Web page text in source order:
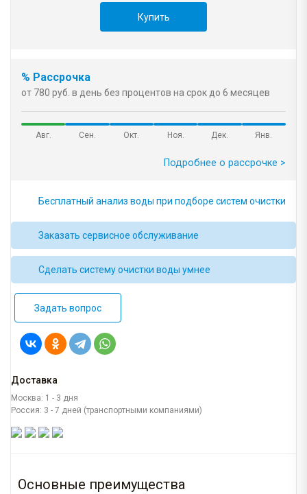
Купить
% Рассрочка
от 780 руб. в день без процентов на срок до 6 месяцев
Авг. Сен. Окт. Ноя. Дек. Янв.
Подробнее о рассрочке >
Бесплатный анализ воды при подборе систем очистки
Заказать сервисное обслуживание
Сделать систему очистки воды умнее
Задать вопрос
Доставка
Москва: 1 - 3 дня
Россия: 3 - 7 дней (транспортными компаниями)
Основные преимущества